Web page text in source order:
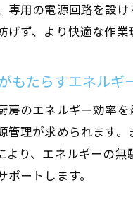
専用の電源回路を設
げず、より快適な作
もたらすエネルギ
房のエネルギー効率
管理が求められます
より、エネルギーの
ートします。